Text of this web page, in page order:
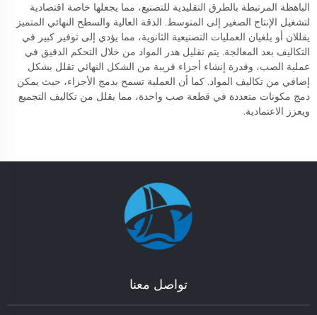
الباهظة المرتبطة بالطرق التقليدية للتصنيع، مما يجعلها خاصة اقتصادية
لتشغيل الإنتاج الصغير إلى المتوسط. الدقة العالية والسطح النهائي المتميز
يقللان أو يلغيان العمليات التصنيعية الثانوية، مما يؤدي إلى توفير كبير في
التكاليف بعد المعالجة. يتم تقليل هدر المواد من خلال التحكم الدقيق في
عملية الصب، وقدرة إنشاء أجزاء قريبة من الشكل النهائي تقلل بشكل
إضافي من تكاليف المواد. كما أن العملية تسمح بدمج الأجزاء، حيث يمكن
دمج مكونات متعددة في قطعة صب واحدة، مما يقلل من تكاليف التجميع
ويعزز الاعتمادية.
تواصل معنا